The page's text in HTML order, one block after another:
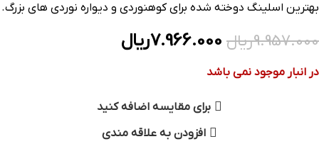
بهترین اسلینگ دوخته شده برای کوهنوردی و دیواره نوردی های بزرگ.
9.957.000ریال 7.966.000ریال
در انبار موجود نمی باشد
برای مقایسه اضافه کنید
افزودن به علاقه مندی